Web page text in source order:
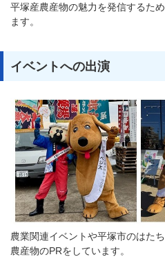
平塚産農産物の魅力を発信するた
ます。
イベントへの出演
農業関連イベントや平塚市のはた
農産物のPRをしています。